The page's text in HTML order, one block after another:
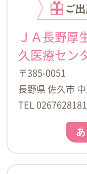
ＪＡ長野
久医療セン
〒385-0051
長野県 佐久市
TEL 0267628181